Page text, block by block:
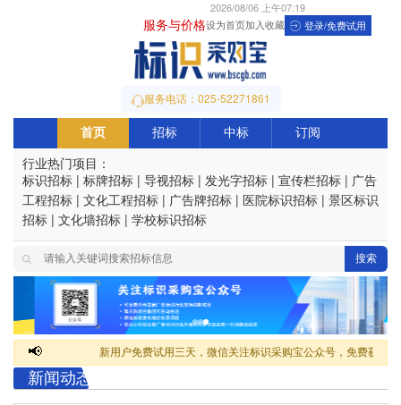
2026/08/06 上午07:19
服务与价格设为首页加入收藏 登录/免费试用
服务电话：025-52271861
首页 招标 中标 订阅
行业热门项目：
标识招标
标牌招标 导视招标 发光字招标 宣传栏招标
广告
工程招标
文化工程招标 广告牌招标 医院标识招标
景区标识
招标
文化墙招标 学校标识招标
搜索
📢 新用户免费试用三天，微信关注标识采购宝公众号，免费获取最
新闻动态